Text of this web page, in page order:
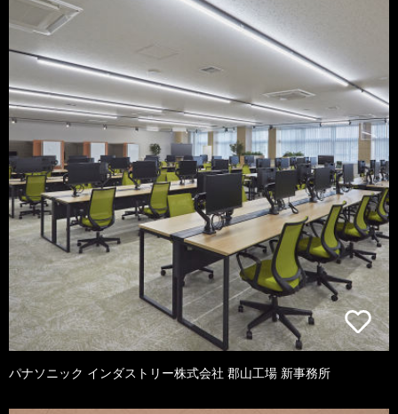
パナソニック インダストリー株式会社 郡山工場 新事務所